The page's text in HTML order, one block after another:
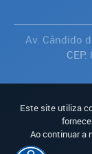
Av. Cândido
CEP:
Este site utiliza
Ao continuar a